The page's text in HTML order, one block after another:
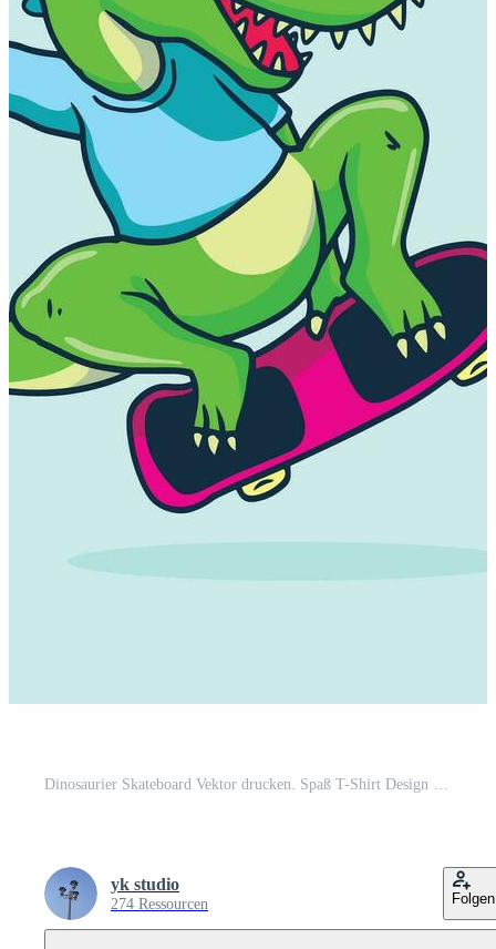
Dinosaurier Skateboard Vektor drucken. Spaß T-Shirt Design zum Kinder.süß Dinosaurier Charakter Design. Kostenloser Vektor
yk studio
274 Ressourcen Folgen